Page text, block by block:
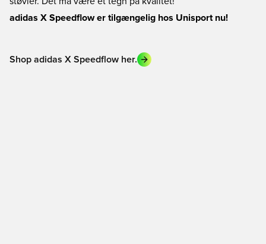
adidas X Speedflow er tilgængelig hos Unisport nu!
Shop adidas X Speedflow her.